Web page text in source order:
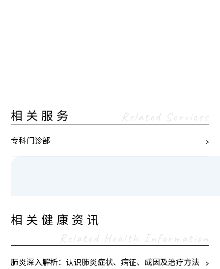
相关服务 Related Services
专科门诊部
相关健康资讯
Related Health Information
肺炎深入解析：认识肺炎症状、病征、成因及治疗方法